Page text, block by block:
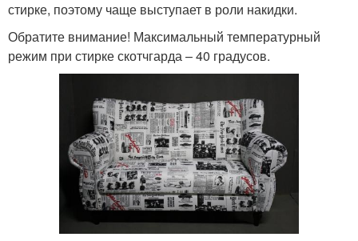
стирке, поэтому чаще выступает в роли накидки.
Обратите внимание! Максимальный температурный
режим при стирке скотчгарда – 40 градусов.